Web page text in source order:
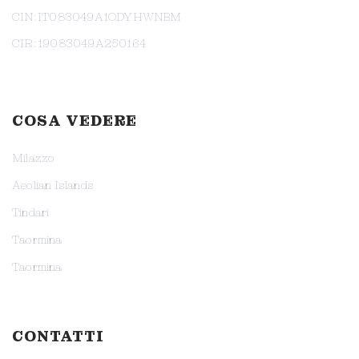
CIN: IT083049A1ODYHWNBM
CIR: 19083049A250164
COSA VEDERE
Milazzo
Aeolian Islands
Tindari
Taormina
Taormina
CONTATTI